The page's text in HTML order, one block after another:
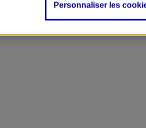
Personnaliser les